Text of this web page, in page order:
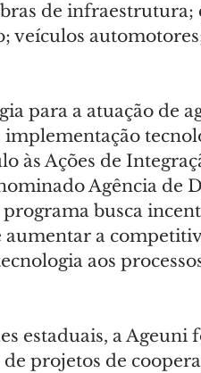
de infraestrutura;
para a atuação de
às Ações de
Agência de
programa busca
a
aos
estaduais, a Ageuni
projetos de